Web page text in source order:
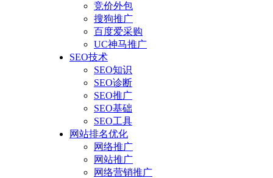
竞价外包
搜狗推广
百度爱采购
UC神马推广
SEO技术
SEO知识
SEO诊断
SEO推广
SEO基础
SEO工具
网站排名优化
网络推广
网站推广
网络营销推广